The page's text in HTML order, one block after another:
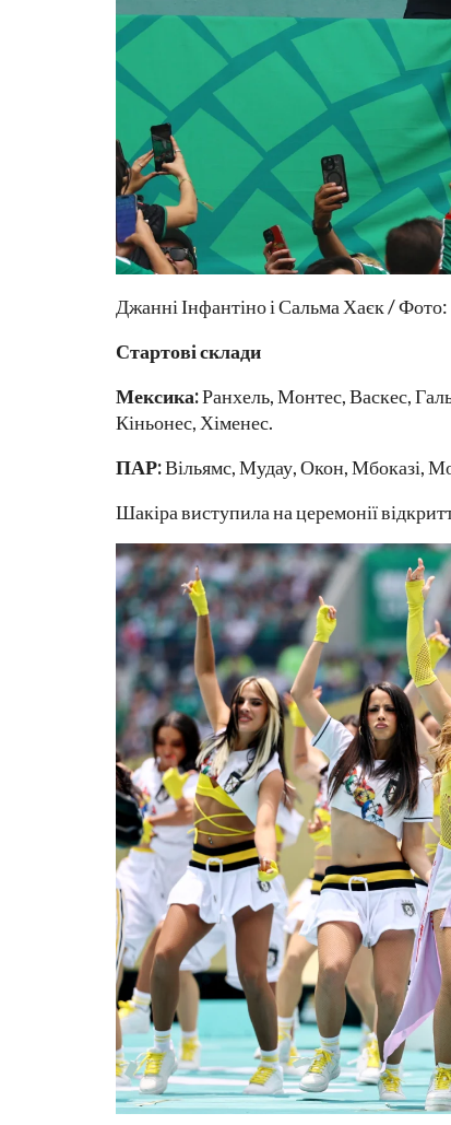
Джанні Інфантіно і Сальма Хаєк /
Стартові склади
Мексика:Ранхель, Монтес, Васкес,
Кіньонес, Хіменес.
ПАР:Вільямс, Мудау, Окон, Мбоказі,
Шакіра виступила на церемонії